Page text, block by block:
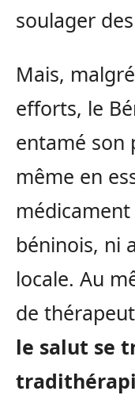
soulager
Mais,
efforts, le
entamé son
même en
béninois, ni
locale. Au
de
le salut se